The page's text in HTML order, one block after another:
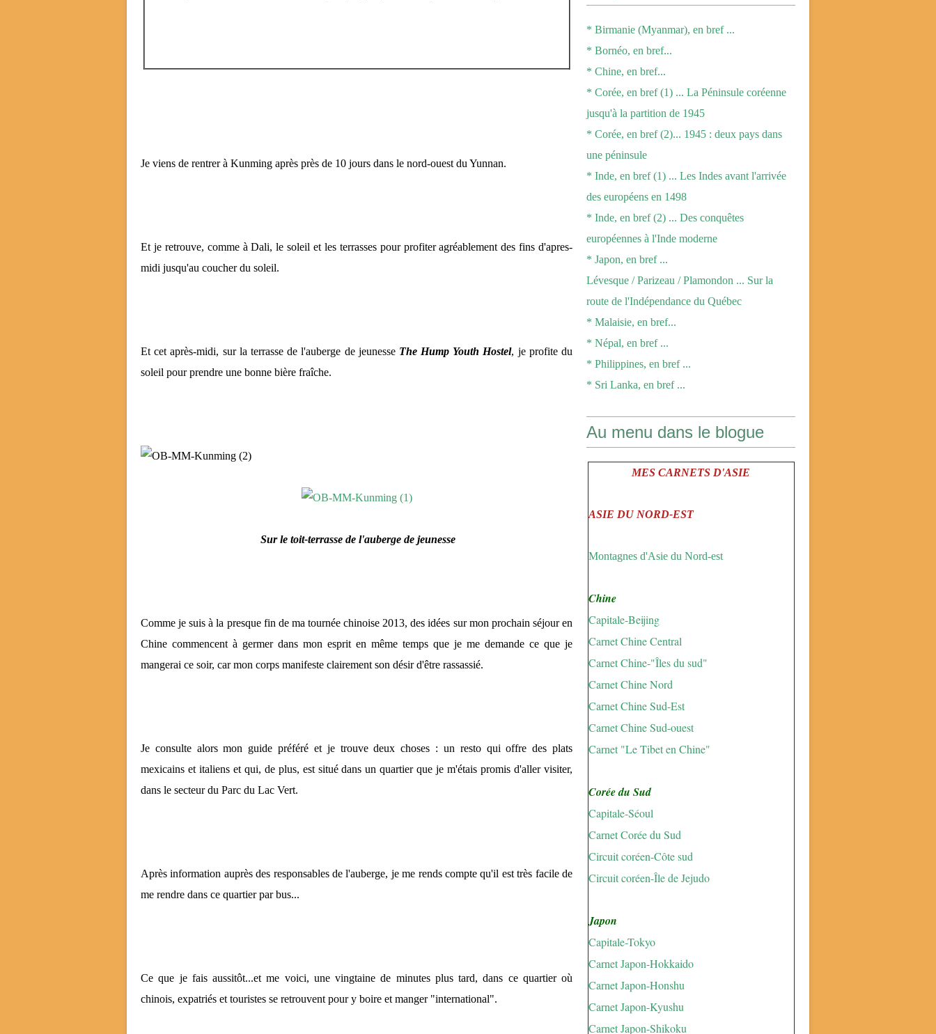
Je viens de rentrer à Kunming après près de 10 jours dans le nord-ouest du Yunnan.
Et je retrouve, comme à Dali, le soleil et les terrasses pour profiter agréablement des fins d'apres-
midi jusqu'au coucher du soleil.
Et cet après-midi, sur la terrasse de l'auberge de jeunesse The Hump Youth Hostel, je profite du
soleil pour prendre une bonne bière fraîche.
Sur le toit-terrasse de l'auberge de jeunesse
Comme je suis à la presque fin de ma tournée chinoise 2013, des idées sur mon prochain séjour en
Chine commencent à germer dans mon esprit en même temps que je me demande ce que je
mangerai ce soir, car mon corps manifeste clairement son désir d'être rassassié.
Je consulte alors mon guide préféré et je trouve deux choses : un resto qui offre des plats
mexicains et italiens et qui, de plus, est situé dans un quartier que je m'étais promis d'aller visiter,
dans le secteur du Parc du Lac Vert.
Après information auprès des responsables de l'auberge, je me rends compte qu'il est très facile de
me rendre dans ce quartier par bus...
Ce que je fais aussitôt...et me voici, une vingtaine de minutes plus tard, dans ce quartier où
chinois, expatriés et touristes se retrouvent pour y boire et manger "international".
* Birmanie (Myanmar), en bref ...
* Bornéo, en bref...
* Chine, en bref...
* Corée, en bref (1) ... La Péninsule coréenne
jusqu'à la partition de 1945
* Corée, en bref (2)... 1945 : deux pays dans
une péninsule
* Inde, en bref (1) ... Les Indes avant l'arrivée
des européens en 1498
* Inde, en bref (2) ... Des conquêtes
européennes à l'Inde moderne
* Japon, en bref ...
Lévesque / Parizeau / Plamondon ... Sur la
route de l'Indépendance du Québec
* Malaisie, en bref...
* Népal, en bref ...
* Philippines, en bref ...
* Sri Lanka, en bref ...
Au menu dans le blogue
MES CARNETS D'ASIE
ASIE DU NORD-EST
Montagnes d'Asie du Nord-est
Chine
Capitale-Beijing
Carnet Chine Central
Carnet Chine-"Îles du sud"
Carnet Chine Nord
Carnet Chine Sud-Est
Carnet Chine Sud-ouest
Carnet "Le Tibet en Chine"
Corée du Sud
Capitale-Séoul
Carnet Corée du Sud
Circuit coréen-Côte sud
Circuit coréen-Île de Jejudo
Japon
Capitale-Tokyo
Carnet Japon-Hokkaido
Carnet Japon-Honshu
Carnet Japon-Kyushu
Carnet Japon-Shikoku